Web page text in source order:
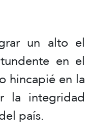
un alto el
en el
hincapié en la
la integridad
país.